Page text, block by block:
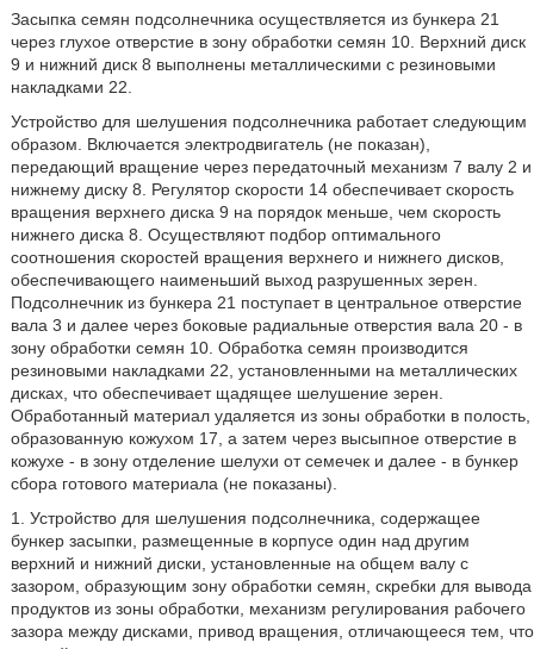
Засыпка семян подсолнечника осуществляется из бункера 21
через глухое отверстие в зону обработки семян 10. Верхний диск
9 и нижний диск 8 выполнены металлическими с резиновыми
накладками 22.
Устройство для шелушения подсолнечника работает следующим
образом. Включается электродвигатель (не показан),
передающий вращение через передаточный механизм 7 валу 2 и
нижнему диску 8. Регулятор скорости 14 обеспечивает скорость
вращения верхнего диска 9 на порядок меньше, чем скорость
нижнего диска 8. Осуществляют подбор оптимального
соотношения скоростей вращения верхнего и нижнего дисков,
обеспечивающего наименьший выход разрушенных зерен.
Подсолнечник из бункера 21 поступает в центральное отверстие
вала 3 и далее через боковые радиальные отверстия вала 20 - в
зону обработки семян 10. Обработка семян производится
резиновыми накладками 22, установленными на металлических
дисках, что обеспечивает щадящее шелушение зерен.
Обработанный материал удаляется из зоны обработки в полость,
образованную кожухом 17, а затем через высыпное отверстие в
кожухе - в зону отделение шелухи от семечек и далее - в бункер
сбора готового материала (не показаны).
1. Устройство для шелушения подсолнечника, содержащее
бункер засыпки, размещенные в корпусе один над другим
верхний и нижний диски, установленные на общем валу с
зазором, образующим зону обработки семян, скребки для вывода
продуктов из зоны обработки, механизм регулирования рабочего
зазора между дисками, привод вращения, отличающееся тем, что